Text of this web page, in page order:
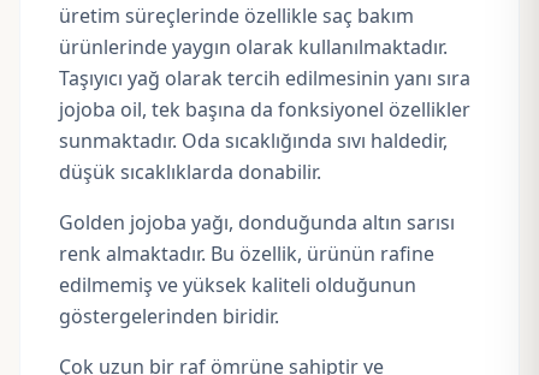
üretim süreçlerinde özellikle saç bakım
ürünlerinde yaygın olarak kullanılmaktadır.
Taşıyıcı yağ olarak tercih edilmesinin yanı sıra
jojoba oil, tek başına da fonksiyonel özellikler
sunmaktadır. Oda sıcaklığında sıvı haldedir,
düşük sıcaklıklarda donabilir.
Golden jojoba yağı, donduğunda altın sarısı
renk almaktadır. Bu özellik, ürünün rafine
edilmemiş ve yüksek kaliteli olduğunun
göstergelerinden biridir.
Çok uzun bir raf ömrüne sahiptir ve